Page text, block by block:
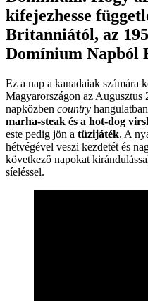
kifejezhesse
Britanniától, az
Domínium Napból
Ez a nap a kanadaiak számára
Magyarországon az Augusztus
napközben country
marha-steak és a hot-dog
este pedig jön a tüzijáték. A
hétvégével veszi kezdetét és
következő napokat
síeléssel.